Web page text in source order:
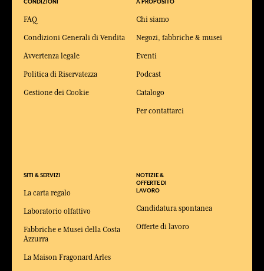
CONDIZIONI
FAQ
Condizioni Generali di Vendita
Avvertenza legale
Politica di Riservatezza
Gestione dei Cookie
SITI & SERVIZI
La carta regalo
Laboratorio olfattivo
Fabbriche e Musei della Costa
Azzurra
La Maison Fragonard Arles
A PROPOSITO
Chi siamo
Negozi, fabbriche & musei
Eventi
Podcast
Catalogo
Per contattarci
NOTIZIE &
OFFERTE DI
LAVORO
Candidatura spontanea
Offerte di lavoro